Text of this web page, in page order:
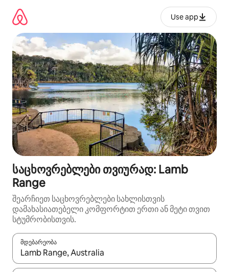
გადასვლა
Use app
საცხოვრებლები თვიურად: Lamb
Range
შეარჩიეთ საცხოვრებლები სახლისთვის
დამახასიათებელი კომფორტით ერთი ან მეტი თვით
სტუმრობისთვის.
მდებარეობა
როცა შედეგები ხელმისაწვდომი გახდება, ნავიგაციისთვის